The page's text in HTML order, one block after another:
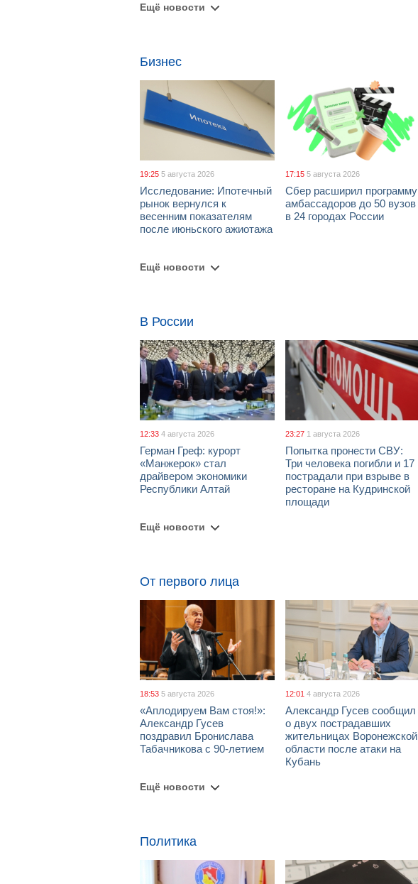
Ещё новости
Бизнес
19:25 5 августа 2026
Исследование: Ипотечный
рынок вернулся к
весенним показателям
после июньского ажиотажа
17:15 5 августа 2026
Сбер расширил программу
амбассадоров до 50 вузов
в 24 городах России
Ещё новости
В России
12:33 4 августа 2026
Герман Греф: курорт
«Манжерок» стал
драйвером экономики
Республики Алтай
23:27 1 августа 2026
Попытка пронести СВУ:
Три человека погибли и 17
пострадали при взрыве в
ресторане на Кудринской
площади
Ещё новости
От первого лица
18:53 5 августа 2026
«Аплодируем Вам стоя!»:
Александр Гусев
поздравил Бронислава
Табачникова с 90-летием
12:01 4 августа 2026
Александр Гусев сообщил
о двух пострадавших
жительницах Воронежской
области после атаки на
Кубань
Ещё новости
Политика